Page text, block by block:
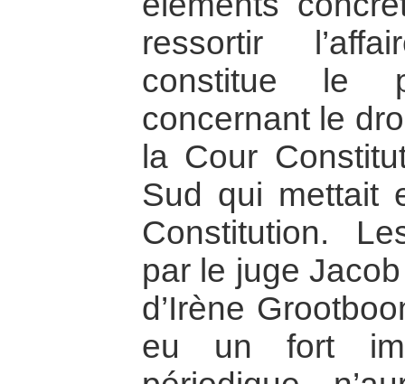
ressortir
constitue le
concernant le
la Cour
Sud qui mettait
Constitution.
par le juge
d’Irène
eu un fort